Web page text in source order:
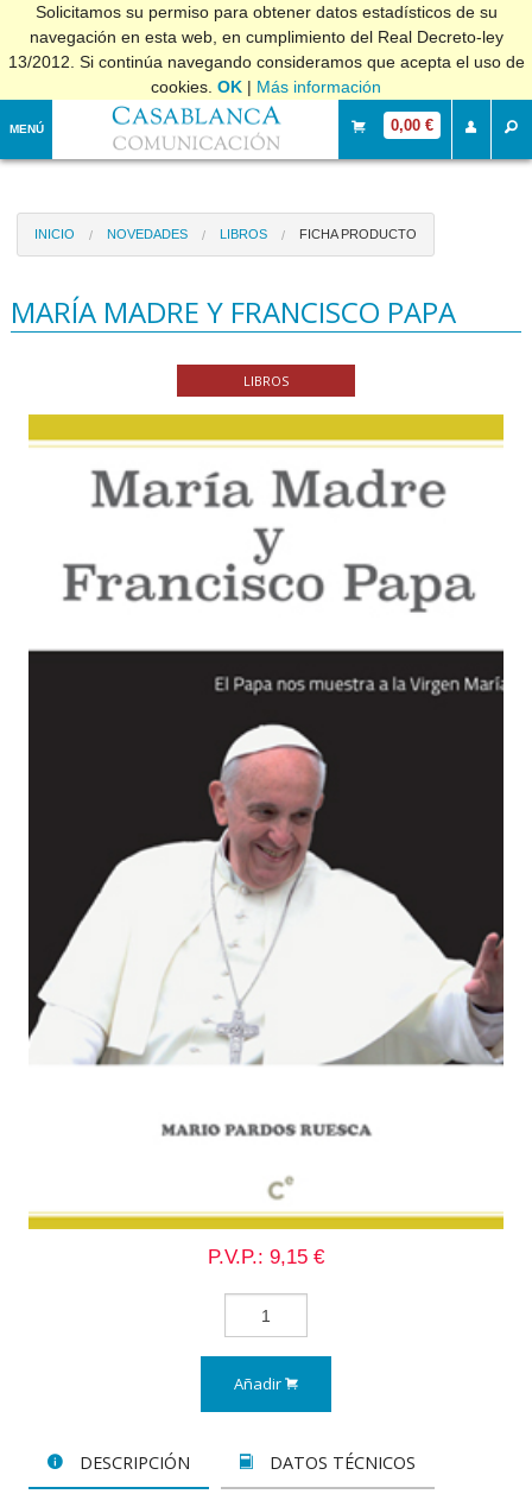
Solicitamos su permiso para obtener datos estadísticos de su
navegación en esta web, en cumplimiento del Real Decreto-ley
13/2012. Si continúa navegando consideramos que acepta el uso de
cookies. OK | Más información
MENÚ 0,00 €
INICIO NOVEDADES LIBROS FICHA PRODUCTO
MARÍA MADRE Y FRANCISCO PAPA
LIBROS
P.V.P.: 9,15 €
Añadir
DESCRIPCIÓN DATOS TÉCNICOS